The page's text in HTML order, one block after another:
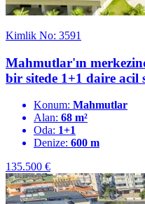
Kimlik No: 3591
Mahmutlar'ın
bir sitede 1+1 daire acil
Konum: Mahmutlar
Alan: 68 m²
Oda: 1+1
Denize: 600 m
135.500 €